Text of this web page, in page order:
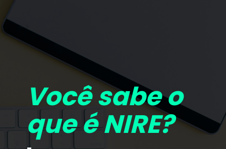
Você sabe o
que é NIRE?